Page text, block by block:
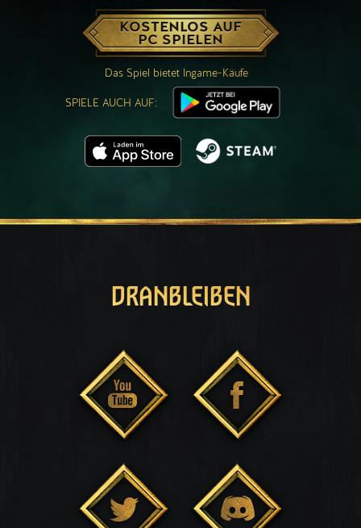
KOSTENLOS AUF
PC SPIELEN
Das Spiel bietet Ingame-Käufe
SPIELE AUCH AUF:
DRANBLEIBEN